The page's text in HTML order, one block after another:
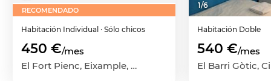
RECOMENDADO
Habitación Individual · Sólo chicos
450 €/mes
El Fort Pienc, Eixample, Barcelona Capital, Barcelona
1/6
Habitación Doble
540 €/mes